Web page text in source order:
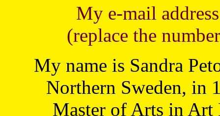
My e-mail
(replace the
My name is Sandra
Northern Sweden, in
Master of Arts in Art